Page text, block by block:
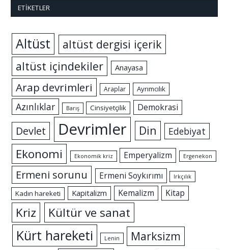
ETIKETLER
Altüst
altüst dergisi içerik
altüst içindekiler
Anayasa
Arap devrimleri Araplar Ayrımcılık
Azınlıklar Barış Cinsiyetçilik Demokrasi
Devlet Devrimler Din Edebiyat
Ekonomi Ekonomik kriz Emperyalizm Ergenekon
Ermeni sorunu Ermeni Soykırımı Irkçılık
Kadın hareketi Kapitalizm Kemalizm Kitap
Kriz Kültür ve sanat
Kürt hareketi Lenin Marksizm